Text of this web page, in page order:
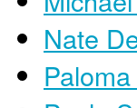
Nate